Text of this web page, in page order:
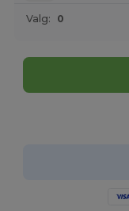
Valg: 0